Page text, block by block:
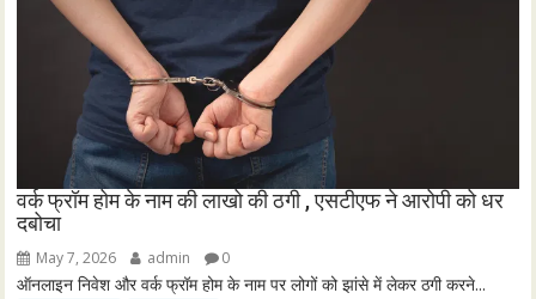
वर्क फ्रॉम होम के नाम की लाखो की ठगी , एसटीएफ ने आरोपी को धर
दबोचा
May 7, 2026 admin 0
ऑनलाइन निवेश और वर्क फ्रॉम होम के नाम पर लोगों को झांसे में लेकर ठगी करने...